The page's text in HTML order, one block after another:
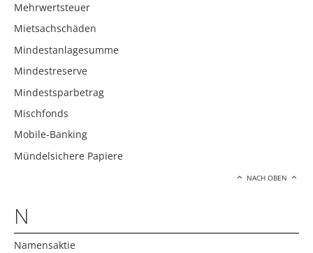
Mehrwertsteuer
Mietsachschäden
Mindestanlagesumme
Mindestreserve
Mindestsparbetrag
Mischfonds
Mobile-Banking
Mündelsichere Papiere
NACH OBEN
N
Namensaktie